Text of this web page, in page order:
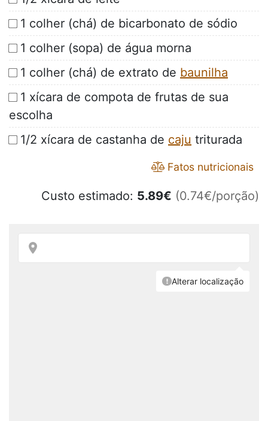
1 colher (chá) de bicarbonato de sódio
1 colher (sopa) de água morna
1 colher (chá) de extrato de baunilha
1 xícara de compota de frutas de sua
escolha
1/2 xícara de castanha de caju triturada
Fatos nutricionais
Custo estimado: 5.89€ (0.74€/porção)